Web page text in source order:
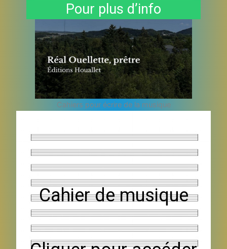
Pour plus d’info
Cahiers pour écrire de la musique
Cahier de musique